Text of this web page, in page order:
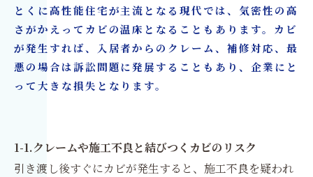
とくに高性能住宅が主流となる現代では、気密性の高
さがかえってカビの温床となることもあります。カビ
が発生すれば、入居者からのクレーム、補修対応、最
悪の場合は訴訟問題に発展することもあり、企業にと
って大きな損失となります。
1-1.クレームや施工不良と結びつくカビのリスク
引き渡し後すぐにカビが発生すると、施工不良を疑われ